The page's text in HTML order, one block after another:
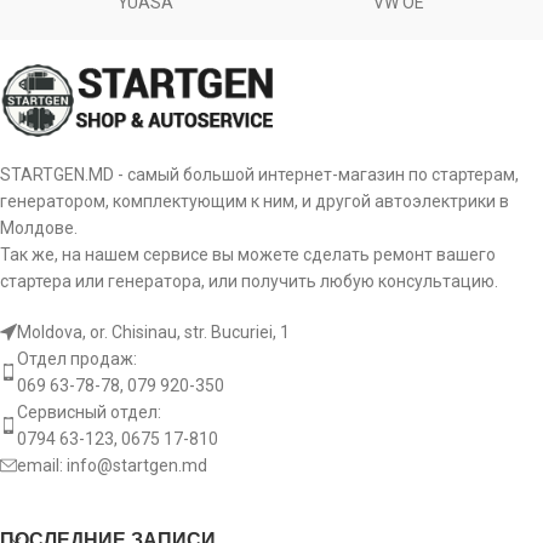
[:]
бендикса
ro:
Вращение
бендикса
CR
le:
Длина
Бендикса
87 mm
STARTGEN.MD - самый большой интернет-магазин по стартерам,
генератором, комплектующим к ним, и другой автоэлектрики в
Молдове.
Так же, на нашем сервисе вы можете сделать ремонт вашего
стартера или генератора, или получить любую консультацию.
Moldova, or. Chisinau, str. Bucuriei, 1
Отдел продаж:
069 63-78-78, 079 920-350
Сервисный отдел:
0794 63-123, 0675 17-810
email: info@startgen.md